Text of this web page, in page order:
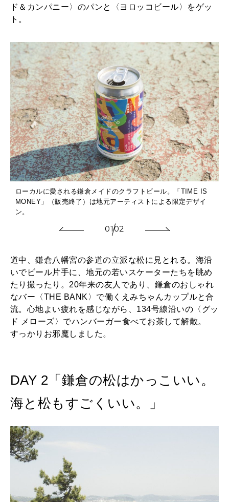
ド＆カンパニー〉のパンと〈ヨロッコビール〉をゲッ
ト。
ローカルに愛される鎌倉メイドのクラフトビール。「TIME IS
MONEY」（販売終了）は地元アーティストによる限定デザイ
ン。
0102
道中、鎌倉八幡宮の参道の立派な松に見とれる。海沿
いでビール片手に、地元の若いスケーターたちを眺め
たり撮ったり。20年来の友人であり、鎌倉のおしゃれ
なバー〈THE BANK〉で働くえみちゃんカップルと合
流。心地よい疲れを感じながら、134号線沿いの〈グッ
ド メローズ〉でハンバーガー食べてお茶して解散。
すっかりお邪魔しました。
DAY 2「鎌倉の松はかっこいい。
海と松もすごくいい。」